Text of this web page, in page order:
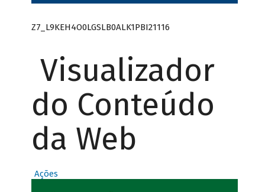
Z7_L9KEH4O0LGSLB0ALK1PBI21116
Visualizador
do Conteúdo
da Web
Ações